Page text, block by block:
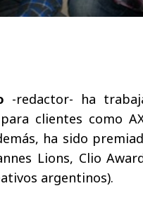
-redactor- ha
clientes como
ha sido
Lions, Clio
argentinos).